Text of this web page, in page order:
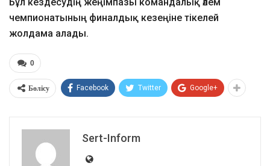
чемпионатының финалдық кезеңіне тікелей
жолдама алады.
0
Бөлісу Facebook Twitter Google+
Sert-Inform